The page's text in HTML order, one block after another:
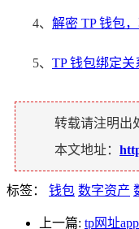
4、 解密 TP 钱包
5、 TP 钱包绑定
转载请注明出
本文地址：
标签： 钱包 数字资产
上一篇: tp网址